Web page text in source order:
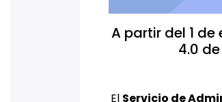
A partir del 1
4.0
El Servicio de